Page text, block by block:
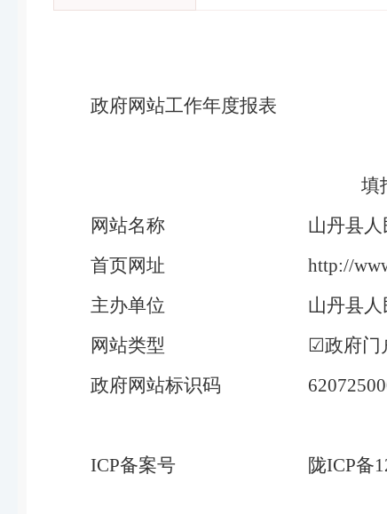
政府网站工作年度报表
填
网站名称
山丹县
首页网址
http://
主办单位
山丹县
网站类型
☑政府门
政府网站标识码
ICP备案号 陇ICP备